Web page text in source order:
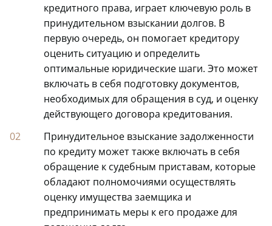
кредитного права, играет ключевую роль в
принудительном взыскании долгов. В
первую очередь, он помогает кредитору
оценить ситуацию и определить
оптимальные юридические шаги. Это может
включать в себя подготовку документов,
необходимых для обращения в суд, и оценку
действующего договора кредитования.
Принудительное взыскание задолженности
по кредиту может также включать в себя
обращение к судебным приставам, которые
обладают полномочиями осуществлять
оценку имущества заемщика и
предпринимать меры к его продаже для